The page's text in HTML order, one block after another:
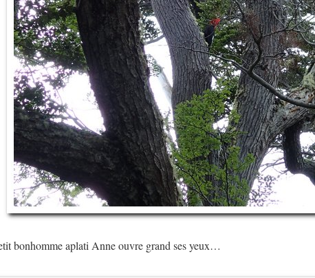
bonhomme aplati Anne ouvre grand ses yeux…